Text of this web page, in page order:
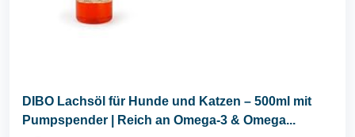
DIBO Lachsöl für Hunde und Katzen – 500ml mit
Pumpspender | Reich an Omega-3 & Omega...